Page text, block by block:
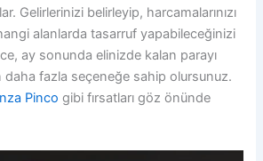
Gelirlerinizi belirleyip, harcamalarınızı
alanlarda tasarruf yapabileceğinizi
ay sonunda elinizde kalan parayı
fazla seçeneğe sahip olursunuz.
Pinco gibi fırsatları göz önünde